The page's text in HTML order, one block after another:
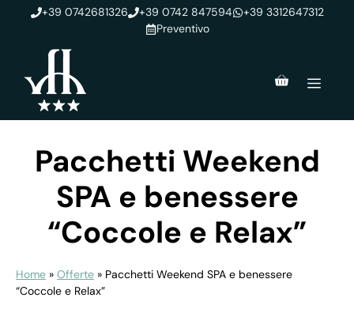
contenuto
+39 0742681326 +39 0742 847594
+39 3312647312
Preventivo
Pacchetti Weekend
SPA e benessere
“Coccole e Relax”
Home » Offerte » Pacchetti Weekend SPA e benessere
“Coccole e Relax”